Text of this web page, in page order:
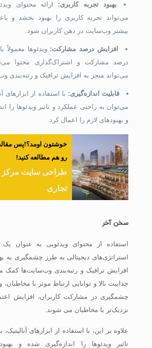
بهبود تجربه کاربری: ارائه محتوای
می‌تواند تجربه کاربری را بهبود بخشد و
بیشتر وب‌سایت در ذهن کاربران شود.
افزایش درصد مشارکت: ویدئوها معمولاً
درصد مشارکت و اشتراک‌گذاری محتوا
می‌تواند منجر به افزایش ترافیک و رتبه‌بندی
قابلیت اندازه‌گیری: با استفاده از ابزارهای
می‌توان به راحتی عملکرد و تاثیر ویدئوها را
و بهبودهای لازم را اعمال کرد.
خوشتون اومد؟!پس
رو هم مطالعه کنید!
طراحی سایت مرکز
تجاری
سخن آخر
استفاده از محتوای ویدئویی به عنوان
استراتژی‌های دیجیتالی به طرز چشمگیری به
افزایش ترافیک و رتبه‌بندی وب‌سایت‌ها کمک
جذابیت بالا و توانایی ارتباط موثر با مخاطبان،
چشمگیری در مشارکت کاربران، افزایش
نزدیک‌تر با مخاطبان می شوند.
علاوه بر این، با استفاده از ابزارهای
تاثیر ویدئوها را اندازه‌گیری شده و